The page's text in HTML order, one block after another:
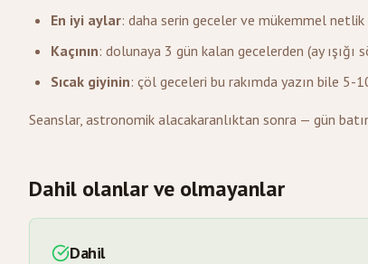
En iyi aylar: daha serin geceler ve mükemmel netlik
Kaçının: dolunaya 3 gün kalan gecelerden (ay ışığı
Sıcak giyinin: çöl geceleri bu rakımda yazın bile 5-
Seanslar, astronomik alacakaranlıktan sonra — gün
Dahil olanlar ve olmayanlar
Dahil